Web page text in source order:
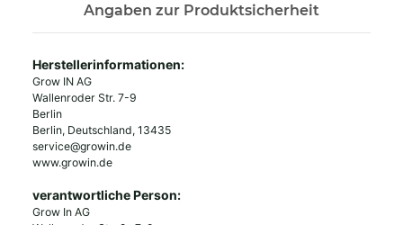
Angaben zur Produktsicherheit
Herstellerinformationen:
Grow IN AG
Wallenroder Str. 7-9
Berlin
Berlin, Deutschland, 13435
service@growin.de
www.growin.de
verantwortliche Person:
Grow In AG